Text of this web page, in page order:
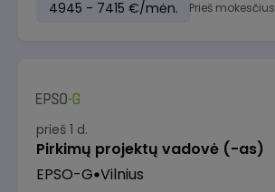
4945 - 7415 €/mėn. Prieš mokesčius
prieš 1 d.
Pirkimų projektų vadovė (-as)
EPSO-G Vilnius